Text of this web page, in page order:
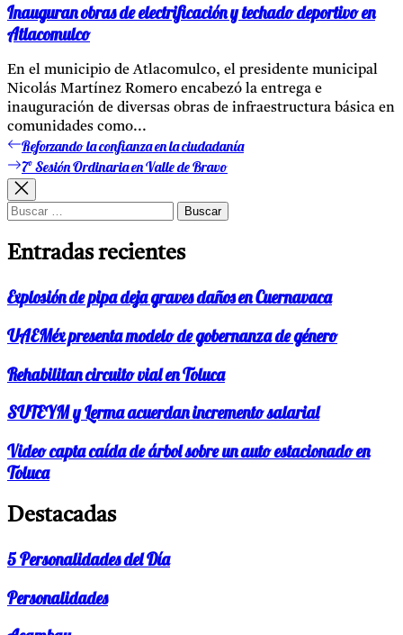
Inauguran obras de electrificación y techado deportivo en
Atlacomulco
En el municipio de Atlacomulco, el presidente municipal
Nicolás Martínez Romero encabezó la entrega e
inauguración de diversas obras de infraestructura básica en
comunidades como...
Navegación
de
entradas
Entrada
anterior:
Reforzando la confianza en la ciudadanía
Entrada
siguiente:
7º Sesión Ordinaria en Valle de Bravo
Buscar:
Entradas recientes
Explosión de pipa deja graves daños en Cuernavaca
UAEMéx presenta modelo de gobernanza de género
Rehabilitan circuito vial en Toluca
SUTEYM y Lerma acuerdan incremento salarial
Video capta caída de árbol sobre un auto estacionado en
Toluca
Destacadas
5 Personalidades del Día
Personalidades